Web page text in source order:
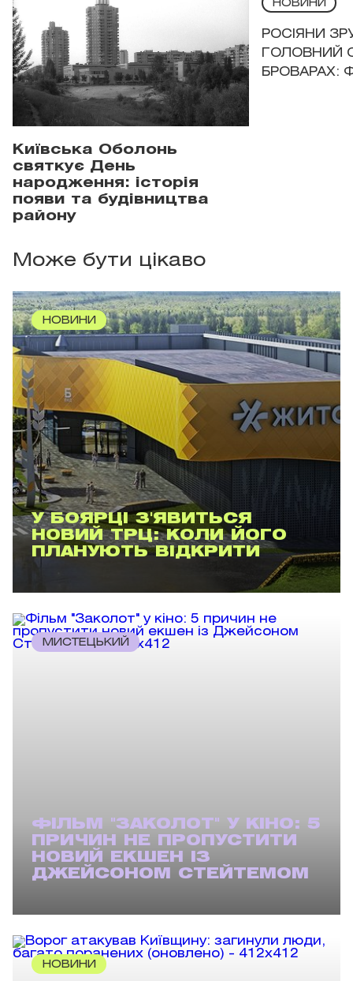
Київська Оболонь
святкує День
народження: історія
появи та будівництва
району
НОВИНИ
РОСІЯНИ
ГОЛОВНИЙ
БРОВАРАХ:
Може бути цікаво
НОВИНИ
У БОЯРЦІ З'ЯВИТЬСЯ
НОВИЙ ТРЦ: КОЛИ ЙОГО
ПЛАНУЮТЬ ВІДКРИТИ
МИСТЕЦЬКИЙ
ФІЛЬМ "ЗАКОЛОТ" У КІНО: 5
ПРИЧИН НЕ ПРОПУСТИТИ
НОВИЙ ЕКШЕН ІЗ
ДЖЕЙСОНОМ СТЕЙТЕМОМ
НОВИНИ